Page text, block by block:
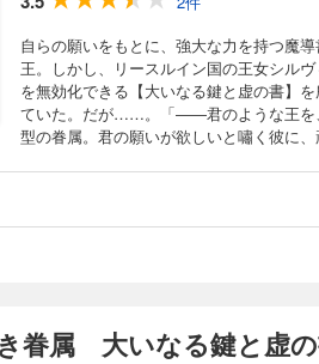
自らの願いをもとに、強大な力を持つ魔
王。しかし、リースルイン国の王女シル
を無効化できる【大いなる鍵と虚の書】
ていた。だが……。「――君のような王を
型の眷属。君の願いが欲しいと嘯く彼に
眷属 大いなる鍵と虚